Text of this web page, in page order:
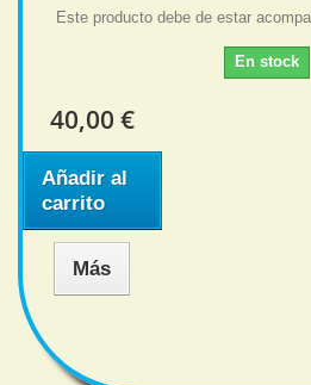
Este producto debe de estar
En stock
40,00 €
Añadir al
carrito
Más